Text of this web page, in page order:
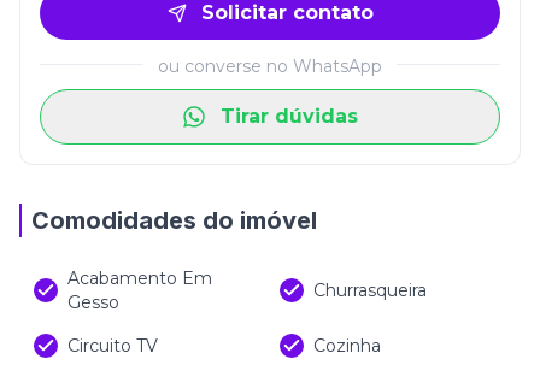
Solicitar contato
ou converse no WhatsApp
Tirar dúvidas
Comodidades do imóvel
Acabamento Em
Gesso
Churrasqueira
Circuito TV
Cozinha